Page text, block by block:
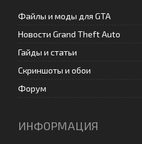
Файлы и моды для GTA
Новости Grand Theft Auto
Гайды и статьи
Скриншоты и обои
Форум
ИНФОРМАЦИЯ